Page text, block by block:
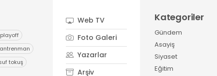
playoff
antrenman
tokuş
Web TV
Foto Galeri
Yazarlar
Arşiv
Kategoriler
Gündem
Asayiş
Siyaset
Eğitim